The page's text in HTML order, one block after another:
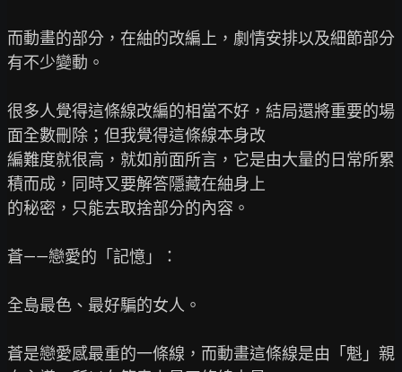
而動畫的部分，在紬的改編上，劇情安排以及細節部分
有不少變動。
很多人覺得這條線改編的相當不好，結局還將重要的場
面全數刪除；但我覺得這條線本身改
編難度就很高，就如前面所言，它是由大量的日常所累
積而成，同時又要解答隱藏在紬身上
的秘密，只能去取捨部分的內容。
蒼——戀愛的「記憶」：
全島最色、最好騙的女人。
蒼是戀愛感最重的一條線，而動畫這條線是由「魁」親